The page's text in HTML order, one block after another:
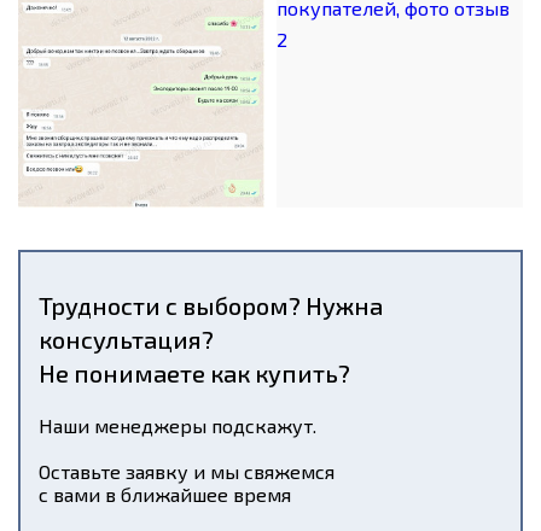
Трудности с выбором? Нужна
консультация?
Не понимаете как купить?
Наши менеджеры подскажут.
Оставьте заявку и мы свяжемся
с вами в ближайшее время